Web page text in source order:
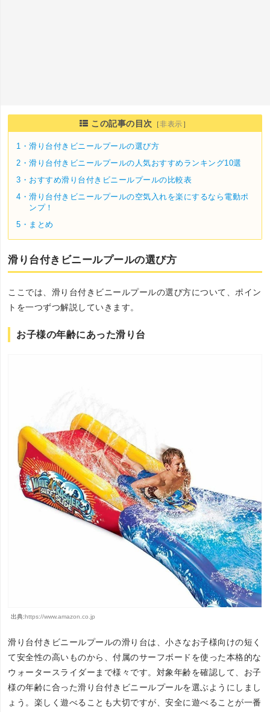
この記事の目次 ［非表示 ］
1・滑り台付きビニールプールの選び方
2・滑り台付きビニールプールの人気おすすめランキング10選
3・ おすすめ滑り台付きビニールプールの比較表
4・滑り台付きビニールプールの空気入れを楽にするなら電動ポ
ンプ！
5・ まとめ
滑り台付きビニールプールの選び方
ここでは、滑り台付きビニールプールの選び方について、ポイン
トを一つずつ解説していきます。
お子様の年齢にあった滑り台
出典:https://www.amazon.co.jp
滑り台付きビニールプールの滑り台は、小さなお子様向けの短く
て安全性の高いものから、付属のサーフボードを使った本格的な
ウォータースライダーまで様々です。対象年齢を確認して、お子
様の年齢に合った滑り台付きビニールプールを選ぶようにしまし
ょう。楽しく遊べることも大切ですが、安全に遊べることが一番